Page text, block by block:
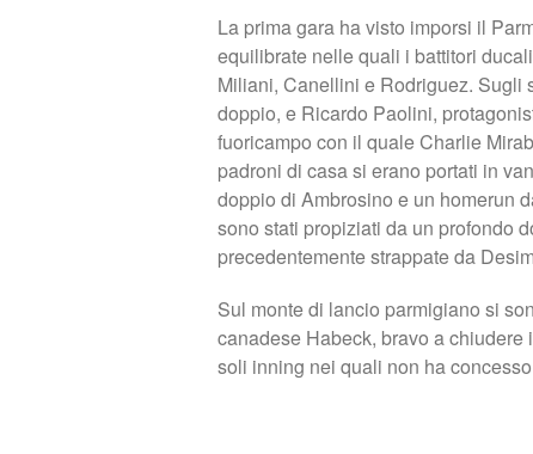
La prima gara ha visto imporsi il
equilibrate nelle quali i battitori
Miliani, Canellini e Rodriguez. Sugli
doppio, e Ricardo Paolini,
fuoricampo con il quale Charlie
padroni di casa si erano portati in
doppio di Ambrosino e un homerun
sono stati propiziati da un profondo
precedentemente strappate da
Sul monte di lancio parmigiano si
canadese Habeck, bravo a
soli inning nei quali non ha